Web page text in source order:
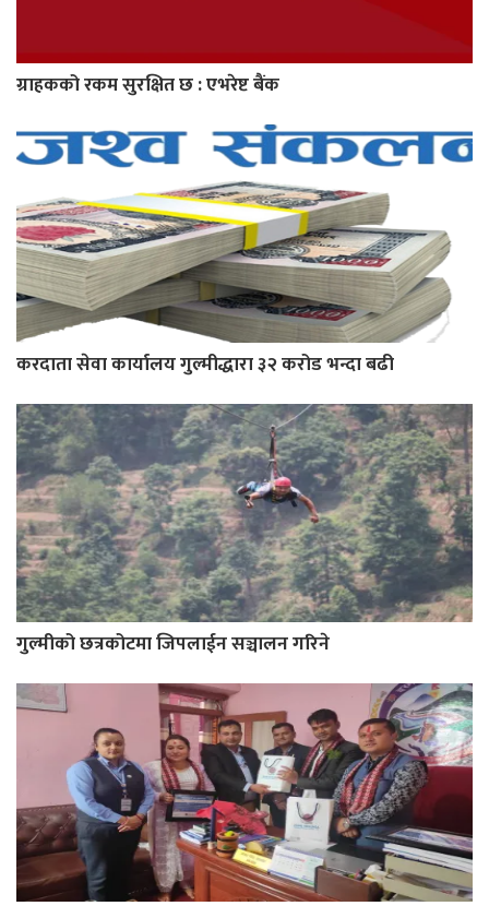
ग्राहकको रकम सुरक्षित छ : एभरेष्ट बैंक
करदाता सेवा कार्यालय गुल्मीद्धारा ३२ करोड भन्दा बढी
गुल्मीको छत्रकोटमा जिपलाईन सञ्चालन गरिने